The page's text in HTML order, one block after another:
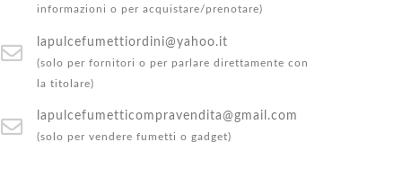
informazioni o per acquistare/prenotare)
lapulcefumettiordini@yahoo.it
(solo per fornitori o per parlare direttamente con
la titolare)
lapulcefumetticompravendita@gmail.com
(solo per vendere fumetti o gadget)